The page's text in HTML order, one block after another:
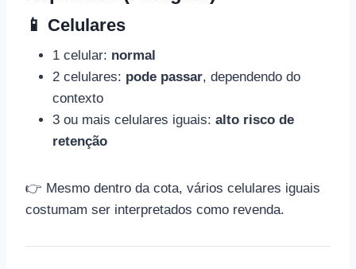
📱 Celulares
1 celular: normal
2 celulares: pode passar, dependendo do
contexto
3 ou mais celulares iguais: alto risco de
retenção
👉 Mesmo dentro da cota, vários celulares iguais
costumam ser interpretados como revenda.